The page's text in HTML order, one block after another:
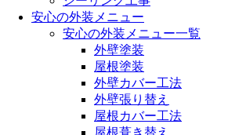
安心の外装メニュー
安心の外装メニュー一覧
外壁塗装
屋根塗装
外壁カバー工法
外壁張り替え
屋根カバー工法
屋根葺き替え